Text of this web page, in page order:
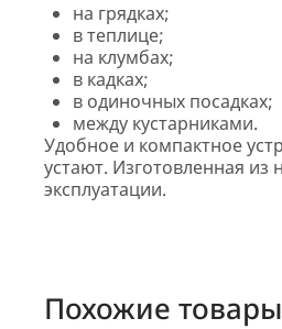
на грядках;
в теплице;
на клумбах;
в кадках;
в одиночных посадках;
между кустарниками.
Удобное и компактное
устают. Изготовленная
эксплуатации.
Похожие товары